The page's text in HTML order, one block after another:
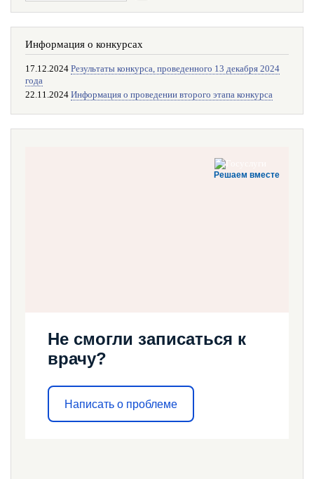
Информация о конкурсах
17.12.2024 Результаты конкурса, проведенного 13 декабря 2024
года
22.11.2024 Информация о проведении второго этапа конкурса
Решаем вместе
Не смогли записаться к
врачу?
Написать о проблеме